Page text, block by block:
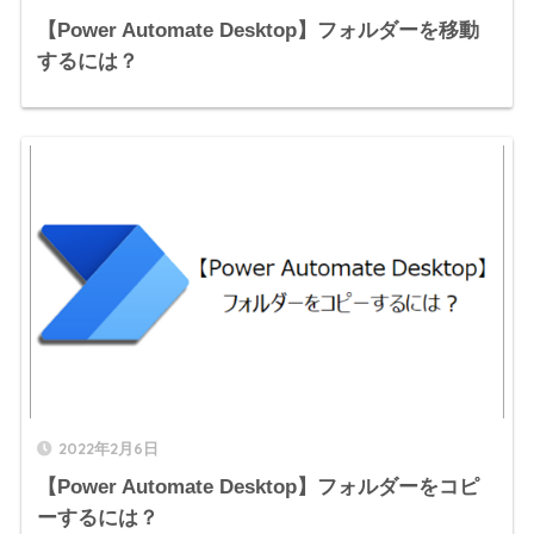
【Power Automate Desktop】フォルダーを移動
するには？
2022年2月6日
【Power Automate Desktop】フォルダーをコピ
ーするには？